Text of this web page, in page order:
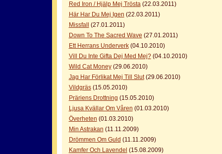
Red Iron / Hjälp Mej Trösta (22.03.2011)
Här Har Du Mej Igen (22.03.2011)
Missfall
(27.01.2011)
Down To The Sacred Wave (27.01.2011)
Ett Herrans Underverk(04.10.2010)
Vill Du Inte Gifta Dej Med Mej?(04.10.2010)
Wild Cat Money(29.06.2010)
Jag Har Förlikat Mej Till Slut(29.06.2010)
Vildgräs(15.05.2010)
Präriens Drottning (15.05.2010)
Ljusa Kvällar Om Våren (01.03.2010)
Överheten (01.03.2010)
Min Astrakan (11.11.2009)
Drömmen Om Guld (11.11.2009)
Kamfer Och Lavendel (15.08.2009)